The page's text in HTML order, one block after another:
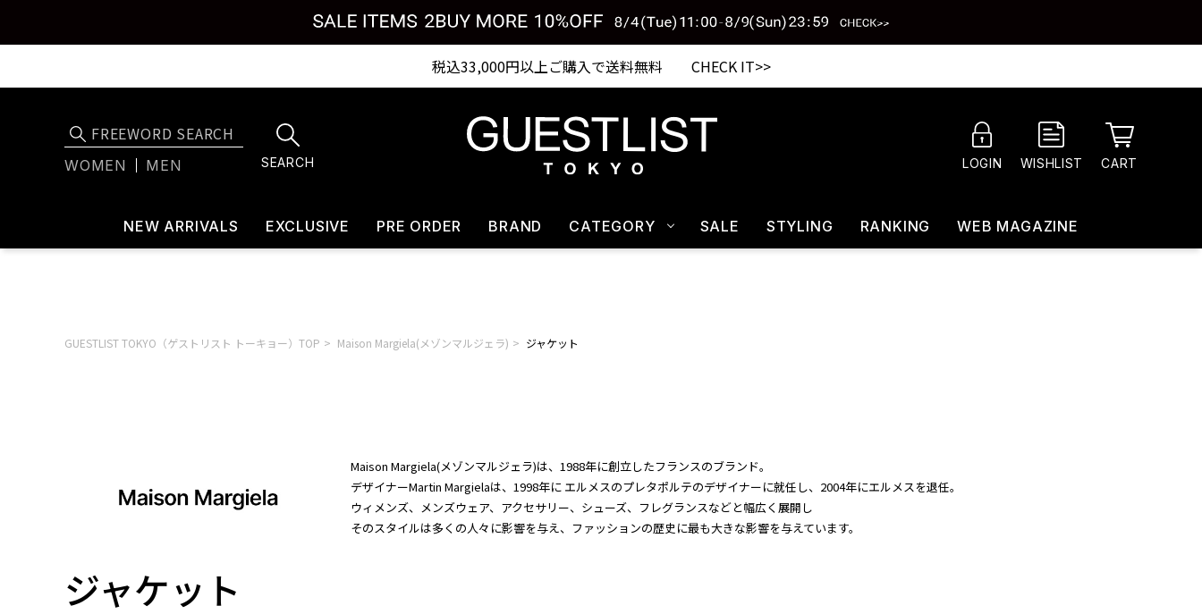
税込33,000円以上ご購入で送料無料 CHECK IT>>
WOMEN MEN SEARCH LOGIN WISHLIST CART
NEW ARRIVALS EXCLUSIVE PRE ORDER BRAND CATEGORY SALE STYLING RANKING WEB MAGAZINE
GUESTLIST TOKYO（ゲストリスト トーキョー）TOP Maison Margiela(メゾンマルジェラ) ジャケット
Maison Margiela(メゾンマルジェラ)は、1988年に創立したフランスのブランド。
デザイナーMartin Margielaは、1998年に エルメスのプレタポルテのデザイナーに就任し、2004年にエルメスを退任。
ウィメンズ、メンズウェア、アクセサリー、シューズ、フレグランスなどと幅広く展開し
そのスタイルは多くの人々に影響を与え、ファッションの歴史に最も大きな影響を与えています。
ジャケット